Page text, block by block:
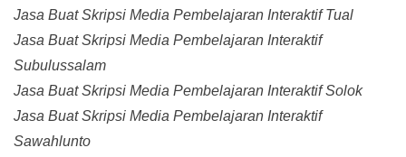
Jasa Buat Skripsi Media Pembelajaran Interaktif Tual
Jasa Buat Skripsi Media Pembelajaran Interaktif
Subulussalam
Jasa Buat Skripsi Media Pembelajaran Interaktif Solok
Jasa Buat Skripsi Media Pembelajaran Interaktif
Sawahlunto